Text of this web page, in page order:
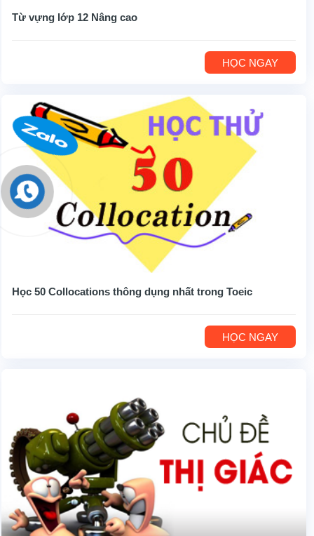
Từ vựng lớp 12 Nâng cao
HỌC NGAY
Học 50 Collocations thông dụng nhất trong Toeic
HỌC NGAY